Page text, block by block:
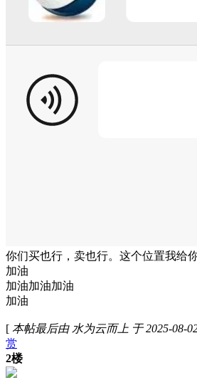
你们买也行，卖也行。这个位置我给你
加油
加油加油加油
加油
[ 本帖最后由 水为云而上 于 2025-08-
赏
2楼